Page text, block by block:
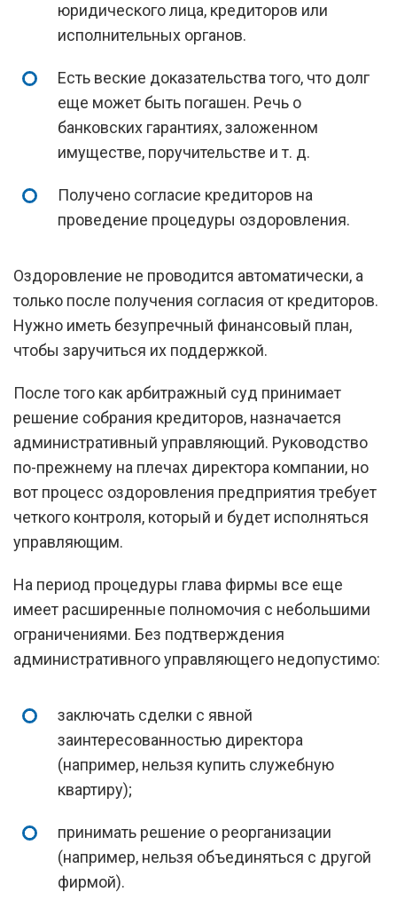
юридического лица, кредиторов или
исполнительных органов.
Есть веские доказательства того, что долг
еще может быть погашен. Речь о
банковских гарантиях, заложенном
имуществе, поручительстве и т. д.
Получено согласие кредиторов на
проведение процедуры оздоровления.
Оздоровление не проводится автоматически, а
только после получения согласия от кредиторов.
Нужно иметь безупречный финансовый план,
чтобы заручиться их поддержкой.
После того как арбитражный суд принимает
решение собрания кредиторов, назначается
административный управляющий. Руководство
по-прежнему на плечах директора компании, но
вот процесс оздоровления предприятия требует
четкого контроля, который и будет исполняться
управляющим.
На период процедуры глава фирмы все еще
имеет расширенные полномочия с небольшими
ограничениями. Без подтверждения
административного управляющего недопустимо:
заключать сделки с явной
заинтересованностью директора
(например, нельзя купить служебную
квартиру);
принимать решение о реорганизации
(например, нельзя объединяться с другой
фирмой).